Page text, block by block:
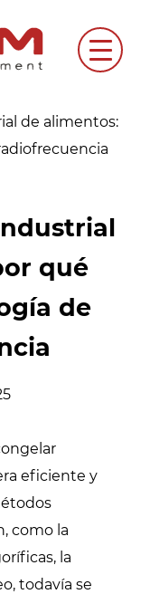
Menu
de alimentos:
qué
de
eficiente y
como la
la
todavía se